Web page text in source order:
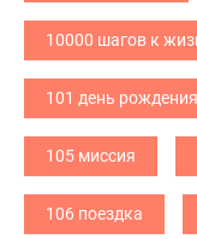
10000 шагов к
101 день рождения
105 миссия
106 поездка